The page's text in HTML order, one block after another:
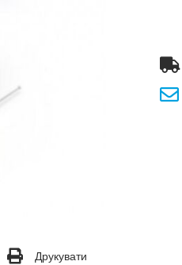
Друкувати